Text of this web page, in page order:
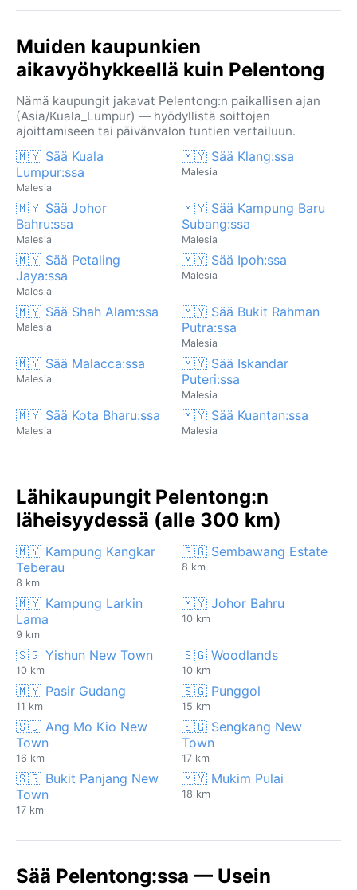
Muiden kaupunkien
aikavyöhykkeellä kuin Pelentong
Nämä kaupungit jakavat Pelentong:n paikallisen ajan
(Asia/Kuala_Lumpur) — hyödyllistä soittojen
ajoittamiseen tai päivänvalon tuntien vertailuun.
🇲🇾 Sää Kuala
Lumpur:ssa
Malesia
🇲🇾 Sää Klang:ssa
Malesia
🇲🇾 Sää Johor
Bahru:ssa
Malesia
🇲🇾 Sää Kampung Baru
Subang:ssa
Malesia
🇲🇾 Sää Petaling
Jaya:ssa
Malesia
🇲🇾 Sää Ipoh:ssa
Malesia
🇲🇾 Sää Shah Alam:ssa
Malesia
🇲🇾 Sää Bukit Rahman
Putra:ssa
Malesia
🇲🇾 Sää Malacca:ssa
Malesia
🇲🇾 Sää Iskandar
Puteri:ssa
Malesia
🇲🇾 Sää Kota Bharu:ssa
Malesia
🇲🇾 Sää Kuantan:ssa
Malesia
Lähikaupungit Pelentong:n
läheisyydessä (alle 300 km)
🇲🇾 Kampung Kangkar
Teberau
8 km
🇸🇬 Sembawang Estate
8 km
🇲🇾 Kampung Larkin
Lama
9 km
🇲🇾 Johor Bahru
10 km
🇸🇬 Yishun New Town
10 km
🇸🇬 Woodlands
10 km
🇲🇾 Pasir Gudang
11 km
🇸🇬 Punggol
15 km
🇸🇬 Ang Mo Kio New
Town
16 km
🇸🇬 Sengkang New
Town
17 km
🇸🇬 Bukit Panjang New
Town
17 km
🇲🇾 Mukim Pulai
18 km
Sää Pelentong:ssa — Usein